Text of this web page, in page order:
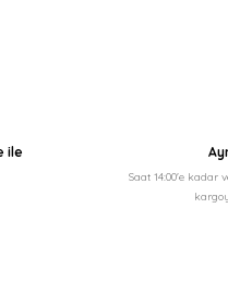
ile
Saat 14:00'e